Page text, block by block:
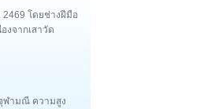
โดยช่างฝีมือ
องจากเสาวัด
ฬามณี ความสูง